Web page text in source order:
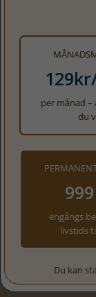
per månad –
du
engångs
livstids
Du kan